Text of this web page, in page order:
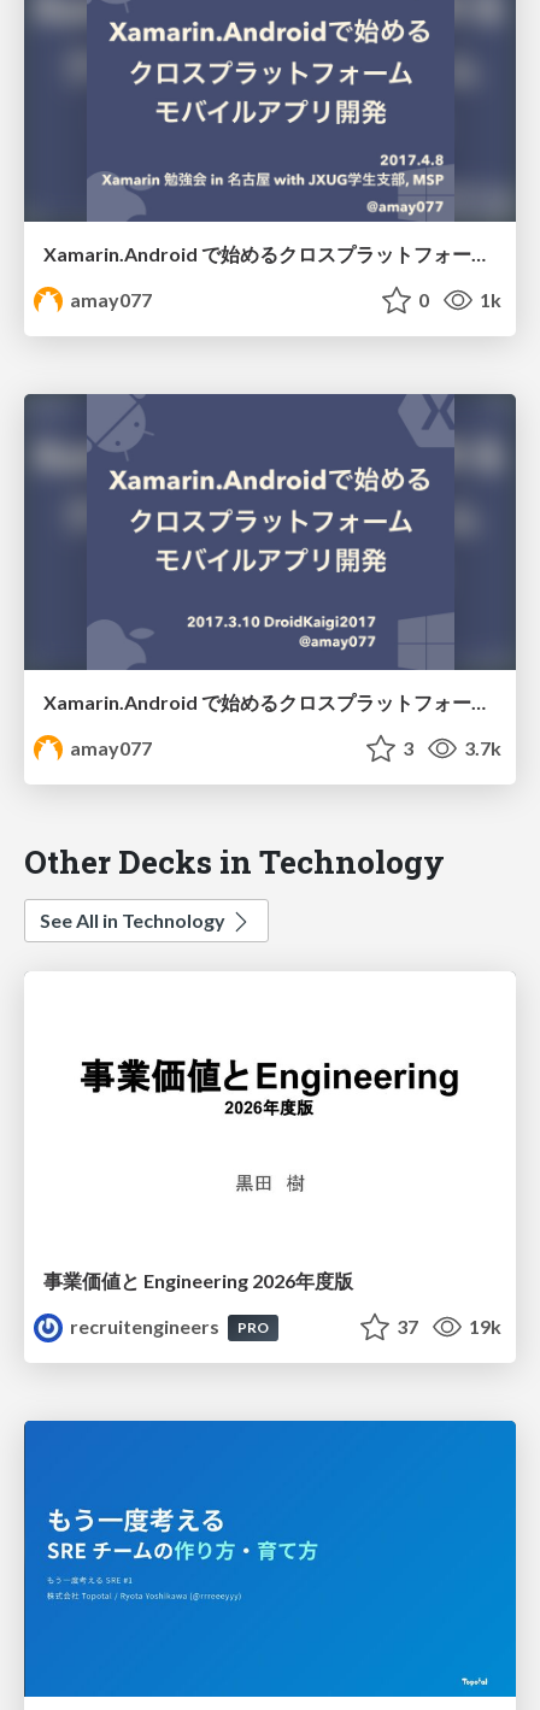
Xamarin.Android で始めるクロスプラットフォームモバイルアプリ開発 #jxug
amay077
0 1k
Xamarin.Android で始めるクロスプラットフォームモバイルアプリ開発 #droidkaigi #droidkaigi1
amay077
3 3.7k
Other Decks in Technology
See All in Technology
事業価値と Engineering 2026年度版
recruitengineers
PRO 37 19k